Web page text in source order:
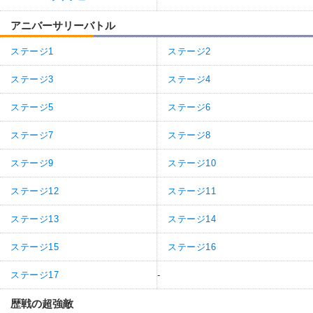
アニバーサリーバトル
ステージ1 ステージ2
ステージ3 ステージ4
ステージ5 ステージ6
ステージ7 ステージ8
ステージ9 ステージ10
ステージ12 ステージ11
ステージ13 ステージ14
ステージ15 ステージ16
ステージ17 -
歴戦の超強敵